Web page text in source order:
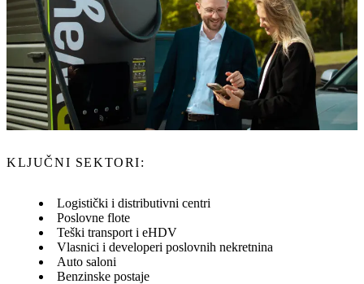
Kome su namijenjena
naša rješenja?
Naša su rješenja namijenjena svim organizacijama koje žele uvesti
EV punjenje na svojoj lokaciji – od jedne punionice do mreže na
više lokacija.
KLJUČNI SEKTORI:
Logistički i distributivni centri
Poslovne flote
Teški transport i eHDV
Vlasnici i developeri poslovnih nekretnina
Auto saloni
Benzinske postaje